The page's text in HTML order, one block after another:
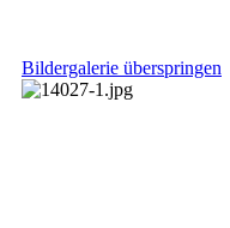
Bildergalerie überspringen